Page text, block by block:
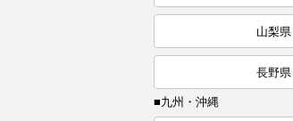
山梨県
長野県
■九州・沖縄